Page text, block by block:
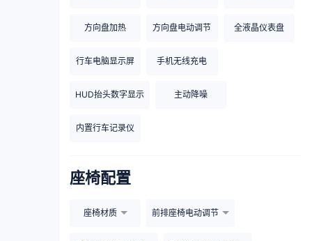
方向盘加热 方向盘电动调节 全液晶仪表盘
行车电脑显示屏 手机无线充电
HUD抬头数字显示 主动降噪
内置行车记录仪
座椅配置
座椅材质 前排座椅电动调节